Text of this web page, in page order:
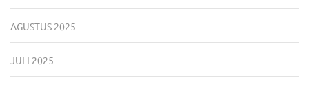
AGUSTUS 2025
JULI 2025